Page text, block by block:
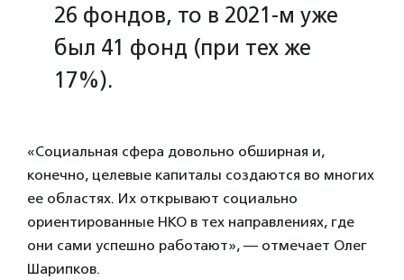
26 фондов, то в 2021-м уже
был 41 фонд (при тех же
17%).
«Социальная сфера довольно обширная и,
конечно, целевые капиталы создаются во многих
ее областях. Их открывают социально
ориентированные НКО в тех направлениях, где
они сами успешно работают», — отмечает Олег
Шарипков.